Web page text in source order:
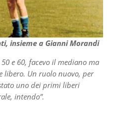
insieme a Gianni Morandi
e 60, facevo il mediano ma
libero. Un ruolo nuovo, per
uno dei primi liberi
intendo”.